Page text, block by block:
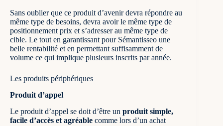
Sans oublier que ce produit d’avenir devra répondre au
même type de besoins, devra avoir le même type de
positionnement prix et s’adresser au même type de
cible. Le tout en garantissant pour Sémantisseo une
belle rentabilité et en permettant suffisamment de
volume ce qui implique plusieurs inscrits par année.
Les produits périphériques
Produit d’appel
Le produit d’appel se doit d’être un produit simple,
facile d’accès et agréable comme lors d’un achat